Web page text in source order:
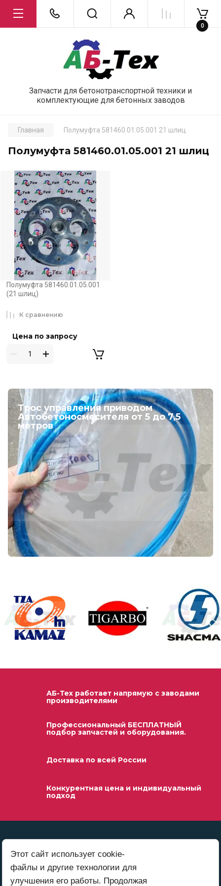
Запчасти для бетонотранспортной техники и
комплектующие для бетонных заводов
0
Трос управления приводом
Автобетоносмесителя от 5 до 7,5
метров
Главная Полумуфта 581460.01.05.001 21 шлиц
Полумуфта 581460.01.05.001 21 шлиц
Полумуфта 581460.01.05.001
(21 шлиц)
Цена по запросу
К сравнению
АБ-Тех работает напрямую с заводами
производителями
Профессиональный БЕСПЛАТНЫЙ
подбор запчастей и оборудования.
Доставка по всей России
Конкурентная цена и индивидуальный
подход
Этот сайт использует cookie-
файлы и другие технологии для
улучшения его работы. Продолжая